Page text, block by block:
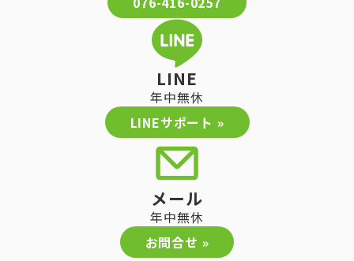
LINE
年中無休
LINEサポート »
メール
年中無休
お問合せ »